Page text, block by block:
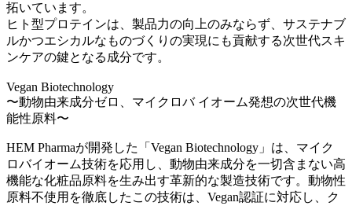
拓いています。
ヒト型プロテインは、製品力の向上のみならず、サステナブ
ルかつエシカルなものづくりの実現にも貢献する次世代スキ
ンケアの鍵となる成分です。
Vegan Biotechnology
〜動物由来成分ゼロ、マイクロバ イオーム発想の次世代機
能性原料〜
HEM Pharmaが開発した「Vegan Biotechnology」は、マイク
ロバイオーム技術を応用し、動物由来成分を一切含まない高
機能な化粧品原料を生み出す革新的な製造技術です。動物性
原料不使用を徹底したこの技術は、Vegan認証に対応し、ク